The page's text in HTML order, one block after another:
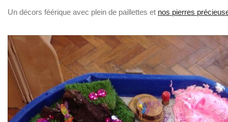
Un décors féérique avec plein de paillettes et nos pierres